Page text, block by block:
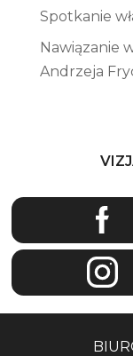
Spotkanie
Nawiązanie
Andrzeja